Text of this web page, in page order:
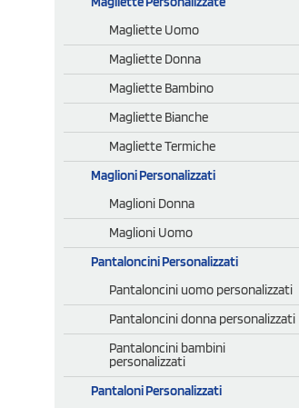
Magliette Uomo
Magliette Donna
Magliette Bambino
Magliette Bianche
Magliette Termiche
Maglioni Personalizzati
Maglioni Donna
Maglioni Uomo
Pantaloncini Personalizzati
Pantaloncini uomo personalizzati
Pantaloncini donna personalizzati
Pantaloncini bambini
personalizzati
Pantaloni Personalizzati